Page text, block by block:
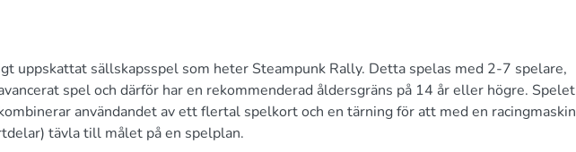
uppskattat sällskapsspel som heter Steampunk Rally. Detta spelas med 2-7 spelare,
spel och därför har en rekommenderad åldersgräns på 14 år eller högre. Spelet
användandet av ett flertal spelkort och en tärning för att med en racingmaskin
tävla till målet på en spelplan.